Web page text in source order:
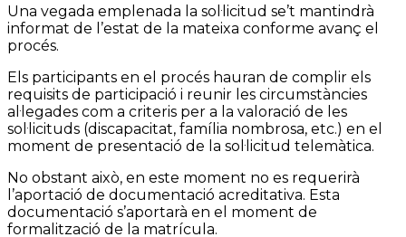
Una vegada emplenada la sol·licitud se’t mantindrà
informat de l’estat de la mateixa conforme avanç el
procés.
Els participants en el procés hauran de complir els
requisits de participació i reunir les circumstàncies
al·legades com a criteris per a la valoració de les
sol·licituds (discapacitat, família nombrosa, etc.) en el
moment de presentació de la sol·licitud telemàtica.
No obstant això, en este moment no es requerirà
l’aportació de documentació acreditativa. Esta
documentació s’aportarà en el moment de
formalització de la matrícula.